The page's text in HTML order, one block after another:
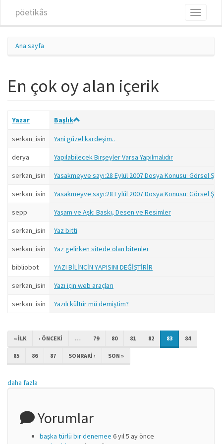
pöetikâs
Toggle
Ana sayfa
En çok oy alan içerik
Yazar Başlık
serkan_isin Yani güzel kardeşim..
derya Yapılabilecek Birşeyler Varsa Yapılmalıdır
serkan_isin Yasakmeyve sayı:28 Eylül 2007 Dosya Konusu: Görsel Şiir
serkan_isin Yasakmeyve sayı:28 Eylül 2007 Dosya Konusu: Görsel Şiir
sepp Yaşam ve Aşk: Baskı, Desen ve Resimler
serkan_isin Yaz bitti
serkan_isin Yaz gelirken sitede olan bitenler
bibliobot YAZI BİLİNCİN YAPISINI DEĞİŞTİRİR
serkan_isin Yazı için web araçları
serkan_isin Yazılı kültür mü demiştim?
« ILK ‹ ÖNCEKI … 79 80 81 82 83 84
85 86 87 SONRAKI › SON »
daha fazla
Yorumlar
başka türlü bir denemee 6 yıl 5 ay önce